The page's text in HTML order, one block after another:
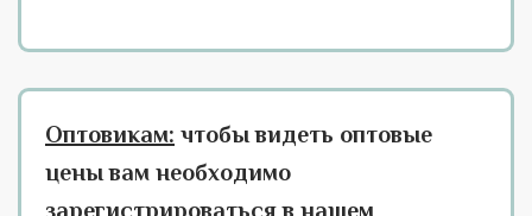
Оптовикам: чтобы видеть оптовые
цены вам необходимо
зарегистрироваться в нашем